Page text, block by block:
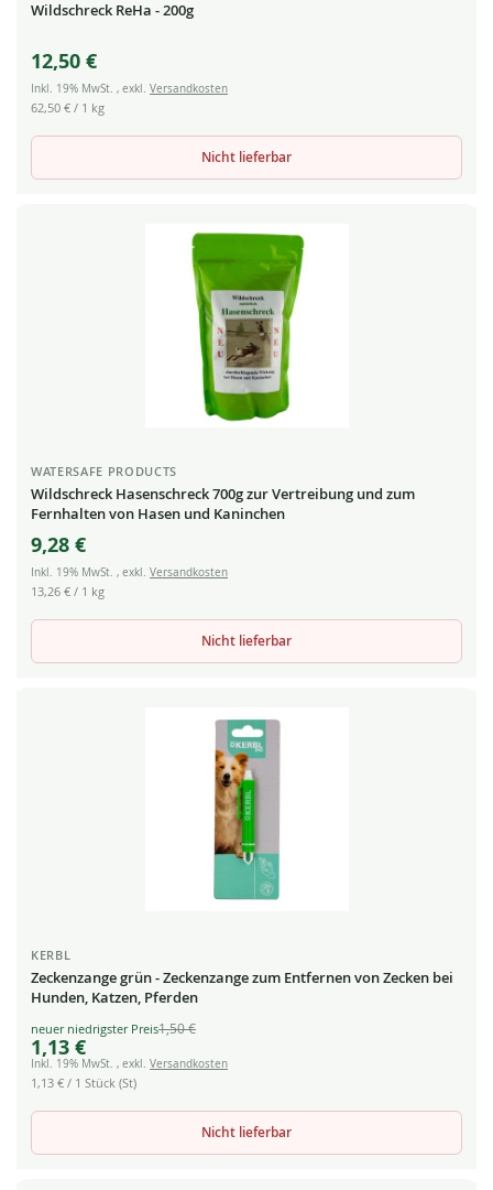
Wildschreck ReHa - 200g
12,50 €
Inkl. 19% MwSt. , exkl. Versandkosten
62,50 € / 1 kg
Nicht lieferbar
WATERSAFE PRODUCTS
Wildschreck Hasenschreck 700g zur Vertreibung und zum
Fernhalten von Hasen und Kaninchen
9,28 €
Inkl. 19% MwSt. , exkl. Versandkosten
13,26 € / 1 kg
Nicht lieferbar
KERBL
Zeckenzange grün - Zeckenzange zum Entfernen von Zecken bei
Hunden, Katzen, Pferden
Special
Price
1,13 €
1,50 €
Inkl. 19% MwSt. , exkl. Versandkosten
1,13 € / 1 Stück (St)
Nicht lieferbar